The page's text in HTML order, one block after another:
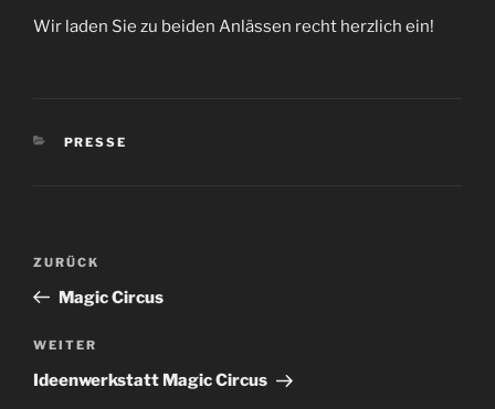
Wir laden Sie zu beiden Anlässen recht herzlich ein!
KATEGORIEN
PRESSE
Beitragsnavigation
Vorheriger
Beitrag
ZURÜCK
Magic Circus
Nächster
Beitrag
WEITER
Ideenwerkstatt Magic Circus